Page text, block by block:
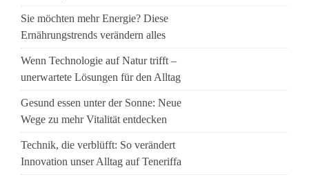
Sie möchten mehr Energie? Diese
Ernährungstrends verändern alles
Wenn Technologie auf Natur trifft –
unerwartete Lösungen für den Alltag
Gesund essen unter der Sonne: Neue
Wege zu mehr Vitalität entdecken
Technik, die verblüfft: So verändert
Innovation unser Alltag auf Teneriffa